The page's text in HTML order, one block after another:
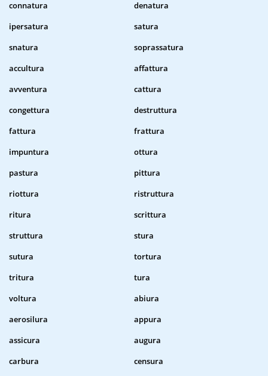
connatura
denatura
ipersatura
satura
snatura
soprassatura
accultura
affattura
avventura
cattura
congettura
destruttura
fattura
frattura
impuntura
ottura
pastura
pittura
riottura
ristruttura
ritura
scrittura
struttura
stura
sutura
tortura
tritura
tura
voltura
abiura
aerosilura
appura
assicura
augura
carbura
censura